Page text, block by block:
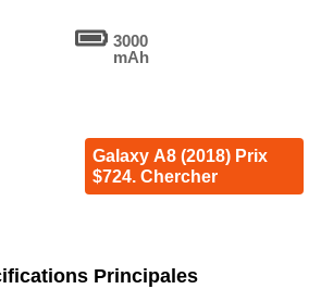
3000
mAh
Galaxy A8 (2018) Prix
$724. Chercher
Principales